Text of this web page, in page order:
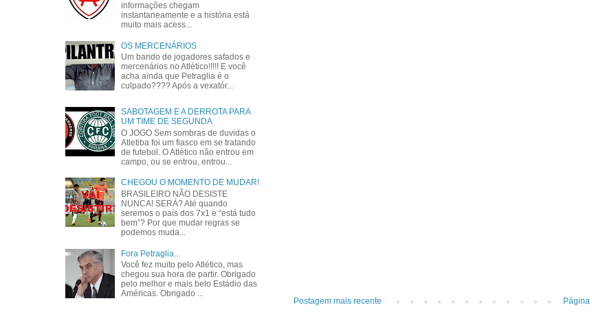
Postagem mais recente
Página
informações chegam
instantaneamente e a história está
muito mais acess...
OS MERCENÁRIOS
Um bando de jogadores safados e
mercenários no Atlético!!!!! E você
acha ainda que Petraglia é o
culpado???? Após a vexatór...
SABOTAGEM E A DERROTA PARA
UM TIME DE SEGUNDA
O JOGO Sem sombras de duvidas o
Atletiba foi um fiasco em se tratando
de futebol. O Atlético não entrou em
campo, ou se entrou, entrou...
CHEGOU O MOMENTO DE MUDAR!
BRASILEIRO NÃO DESISTE
NUNCA! SERÁ? Até quando
seremos o país dos 7x1 e “está tudo
bem”? Por que mudar regras se
podemos muda...
Fora Petraglia...
Você fez muito pelo Atlético, mas
chegou sua hora de partir. Obrigado
pelo melhor e mais belo Estádio das
Américas. Obrigado ...